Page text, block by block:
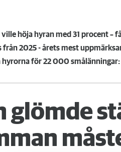
ville höja hyran med 31 procent –
från 2025 - årets mest
hyrorna för 22 000
glömde